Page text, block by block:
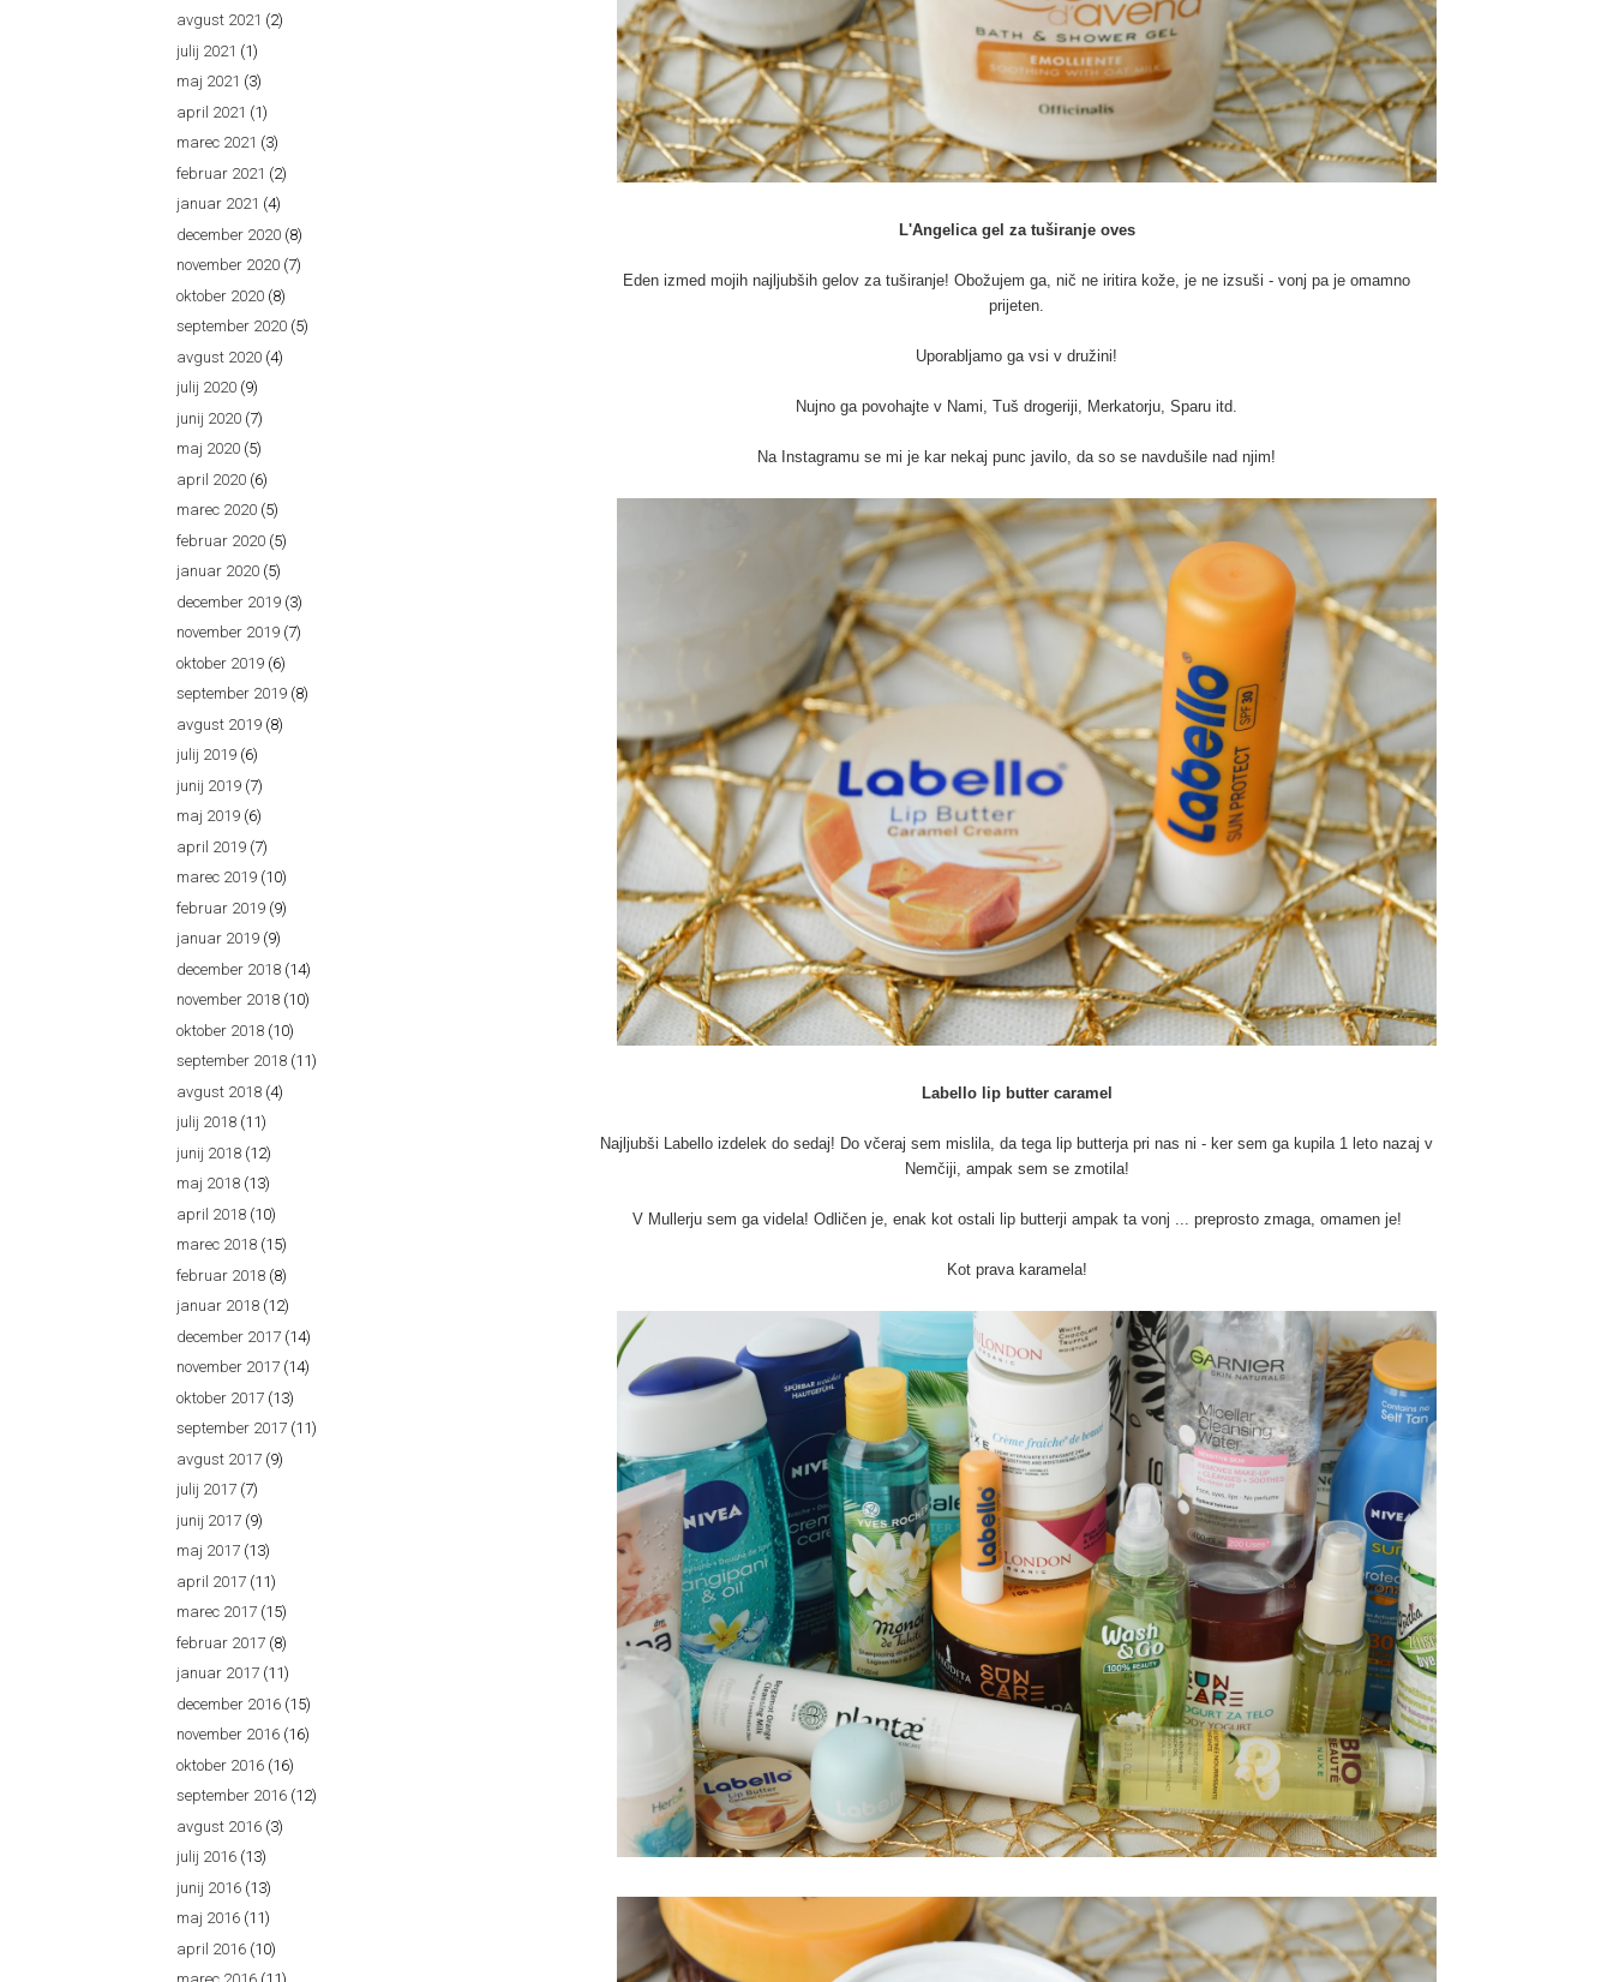
L'Angelica gel za tuširanje oves
Eden izmed mojih najljubših gelov za tuširanje! Obožujem ga, nič ne iritira kože, je ne izsuši - vonj pa je omamno
prijeten.
Uporabljamo ga vsi v družini!
Nujno ga povohajte v Nami, Tuš drogeriji, Merkatorju, Sparu itd.
Na Instagramu se mi je kar nekaj punc javilo, da so se navdušile nad njim!
Labello lip butter caramel
Najljubši Labello izdelek do sedaj! Do včeraj sem mislila, da tega lip butterja pri nas ni - ker sem ga kupila 1 leto nazaj v
Nemčiji, ampak sem se zmotila!
V Mullerju sem ga videla! Odličen je, enak kot ostali lip butterji ampak ta vonj ... preprosto zmaga, omamen je!
Kot prava karamela!
avgust 2021 (2)
julij 2021 (1)
maj 2021 (3)
april 2021 (1)
marec 2021 (3)
februar 2021 (2)
januar 2021 (4)
december 2020 (8)
november 2020 (7)
oktober 2020 (8)
september 2020 (5)
avgust 2020 (4)
julij 2020 (9)
junij 2020 (7)
maj 2020 (5)
april 2020 (6)
marec 2020 (5)
februar 2020 (5)
januar 2020 (5)
december 2019 (3)
november 2019 (7)
oktober 2019 (6)
september 2019 (8)
avgust 2019 (8)
julij 2019 (6)
junij 2019 (7)
maj 2019 (6)
april 2019 (7)
marec 2019 (10)
februar 2019 (9)
januar 2019 (9)
december 2018 (14)
november 2018 (10)
oktober 2018 (10)
september 2018 (11)
avgust 2018 (4)
julij 2018 (11)
junij 2018 (12)
maj 2018 (13)
april 2018 (10)
marec 2018 (15)
februar 2018 (8)
januar 2018 (12)
december 2017 (14)
november 2017 (14)
oktober 2017 (13)
september 2017 (11)
avgust 2017 (9)
julij 2017 (7)
junij 2017 (9)
maj 2017 (13)
april 2017 (11)
marec 2017 (15)
februar 2017 (8)
januar 2017 (11)
december 2016 (15)
november 2016 (16)
oktober 2016 (16)
september 2016 (12)
avgust 2016 (3)
julij 2016 (13)
junij 2016 (13)
maj 2016 (11)
april 2016 (10)